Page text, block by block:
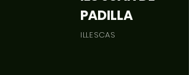
PADILLA
ILLESCAS